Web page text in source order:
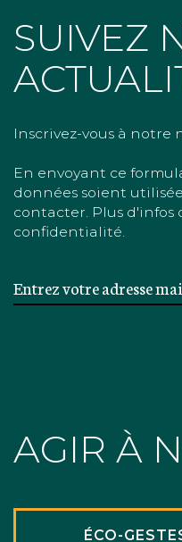
SUIVEZ
Inscrivez-vous à notre
En envoyant ce
données soient
contacter. Plus
confidentialité.
AGIR À
ÉCO-